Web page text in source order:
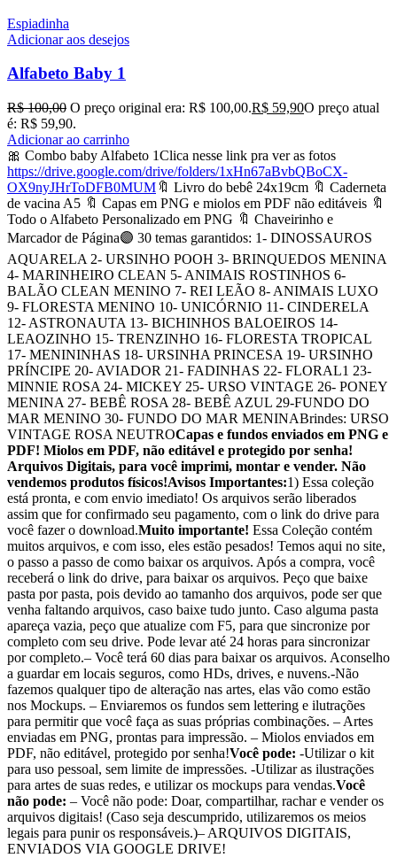
Espiadinha
Adicionar aos desejos
Alfabeto Baby 1
R$100,00 O preço original era: R$ 100,00.R$ 59,90O preço atual
é: R$ 59,90.
Adicionar ao carrinho
🎀 Combo baby Alfabeto 1Clica nesse link pra ver as fotos
https://drive.google.com/drive/folders/1xHn67aBvbQBoCX-
OX9nyJHrToDFB0MUM 🔖 Livro do bebê 24x19cm 🔖 Caderneta
de vacina A5 🔖 Capas em PNG e miolos em PDF não editáveis 🔖
Todo o Alfabeto Personalizado em PNG 🔖 Chaveirinho e
Marcador de Página🟣 30 temas garantidos: 1- DINOSSAUROS
AQUARELA 2- URSINHO POOH 3- BRINQUEDOS MENINA
4- MARINHEIRO CLEAN 5- ANIMAIS ROSTINHOS 6-
BALÃO CLEAN MENINO 7- REI LEÃO 8- ANIMAIS LUXO
9- FLORESTA MENINO 10- UNICÓRNIO 11- CINDERELA
12- ASTRONAUTA 13- BICHINHOS BALOEIROS 14-
LEAOZINHO 15- TRENZINHO 16- FLORESTA TROPICAL
17- MENININHAS 18- URSINHA PRINCESA 19- URSINHO
PRÍNCIPE 20- AVIADOR 21- FADINHAS 22- FLORAL1 23-
MINNIE ROSA 24- MICKEY 25- URSO VINTAGE 26- PONEY
MENINA 27- BEBÊ ROSA 28- BEBÊ AZUL 29-FUNDO DO
MAR MENINO 30- FUNDO DO MAR MENINABrindes: URSO
VINTAGE ROSA NEUTROCapas e fundos enviados em PNG e
PDF! Miolos em PDF, não editável e protegido por senha!
Arquivos Digitais, para você imprimi, montar e vender. Não
vendemos produtos físicos!Avisos Importantes:1) Essa coleção
está pronta, e com envio imediato! Os arquivos serão liberados
assim que for confirmado seu pagamento, com o link do drive para
você fazer o download.Muito importante! Essa Coleção contém
muitos arquivos, e com isso, eles estão pesados! Temos aqui no site,
o passo a passo de como baixar os arquivos. Após a compra, você
receberá o link do drive, para baixar os arquivos. Peço que baixe
pasta por pasta, pois devido ao tamanho dos arquivos, pode ser que
venha faltando arquivos, caso baixe tudo junto. Caso alguma pasta
apareça vazia, peço que atualize com F5, para que sincronize por
completo com seu drive. Pode levar até 24 horas para sincronizar
por completo.– Você terá 60 dias para baixar os arquivos. Aconselho
a guardar em locais seguros, como HDs, drives, e nuvens.-Não
fazemos qualquer tipo de alteração nas artes, elas vão como estão
nos Mockups. – Enviaremos os fundos sem lettering e ilutrações
para permitir que você faça as suas próprias combinações. – Artes
enviadas em PNG, prontas para impressão. – Miolos enviados em
PDF, não editável, protegido por senha!Você pode: -Utilizar o kit
para uso pessoal, sem limite de impressões. -Utilizar as ilustrações
para artes de suas redes, e utilizar os mockups para vendas.Você
não pode: – Você não pode: Doar, compartilhar, rachar e vender os
arquivos digitais! (Caso seja descumprido, utilizaremos os meios
legais para punir os responsáveis.)– ARQUIVOS DIGITAIS,
ENVIADOS VIA GOOGLE DRIVE!